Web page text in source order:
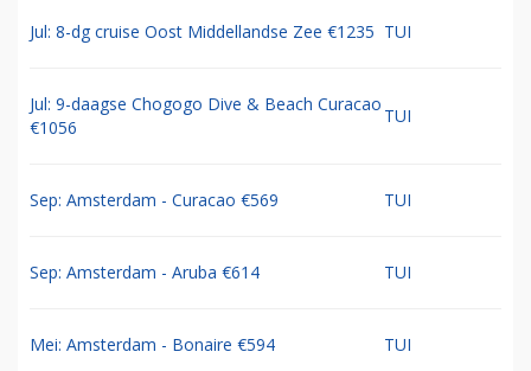
Jul: 8-dg cruise Oost Middellandse Zee €1235 TUI
Jul: 9-daagse Chogogo Dive & Beach Curacao
€1056
TUI
Sep: Amsterdam - Curacao €569 TUI
Sep: Amsterdam - Aruba €614 TUI
Mei: Amsterdam - Bonaire €594 TUI